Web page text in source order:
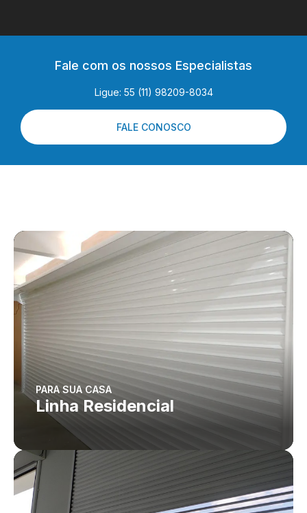
Fale com os nossos Especialistas
Ligue: 55 (11) 98209-8034
FALE CONOSCO
PARA SUA CASA
Linha Residencial